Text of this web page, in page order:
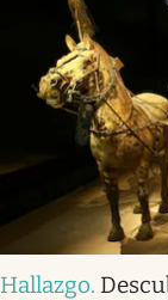
Hallazgo.